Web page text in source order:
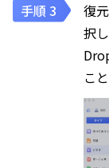
復
択
こ